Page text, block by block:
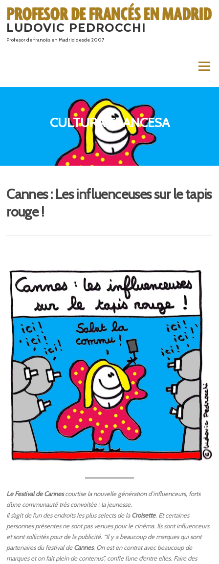
contenido
LUDOVIC PEDROCCHI
Profesor de francés en Madrid desde 2007
Menú
CULTURA FRANCESA
Cannes : Les influenceuses sur le tapis
rouge !
Le Festival de Cannescourtise la nouvelle génération d’influenceurs, forts
d’une communauté très convoitée : la jeunesse.
Il s’agit de l’un des endroits les plus selects de laCroisette. Et certaines
personnes présentes ne sont pas venues pour le cinéma. Ils sont influenceurs
et sont sollicités pour de la publicité. “Il y a beaucoup de marques qui sont
partenaires du festival deCannes. On est en contrat avec beaucoup de
marques et on fait plein de contenus”, confie l’une d’entre elles. Faire des